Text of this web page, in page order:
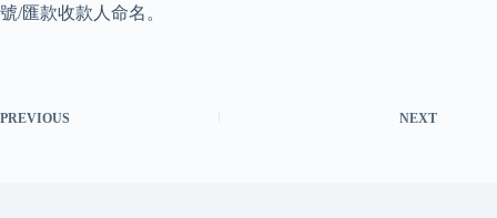
號/匯款收款人命名。
PREVIOUS NEXT